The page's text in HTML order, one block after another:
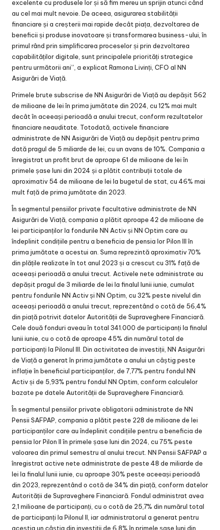
excelente cu produsele lor și să fim mereu un sprijin atunci când
au cel mai mult nevoie. De aceea, asigurarea stabilității
financiare și a creșterii mai rapide decât piața, dezvoltarea de
beneficii și produse inovatoare și transformarea business-ului, în
primul rând prin simplificarea proceselor și prin dezvoltarea
capabilităților digitale, sunt principalele priorități strategice
pentru următorii ani”, a explicat Ramona Livinți, CFO al NN
Asigurări de Viață.
Primele brute subscrise de NN Asigurări de Viață au depășit 562
de milioane de lei în prima jumătate din 2024, cu 12% mai mult
decât în aceeași perioadă a anului trecut, conform rezultatelor
financiare neauditate. Totodată, activele financiare
administrate de NN Asigurări de Viață au depășit pentru prima
dată pragul de 5 miliarde de lei, cu un avans de 10%. Compania a
înregistrat un profit brut de aproape 61 de milioane de lei în
primele șase luni din 2024 și a plătit contribuții totale de
aproximativ 54 de milioane de lei la bugetul de stat, cu 46% mai
mult față de prima jumătate din 2023.
În segmentul pensiilor private facultative administrate de NN
Asigurări de Viață, compania a plătit aproape 42 de milioane de
lei participanților la fondurile NN Activ și NN Optim care au
îndeplinit condițiile pentru a beneficia de pensia lor Pilon III în
prima jumătate a acestui an. Suma reprezintă aproximativ 70%
din plățile realizate în tot anul 2023 și a crescut cu 31% față de
aceeași perioadă a anului trecut. Activele nete administrate au
depășit pragul de 3 miliarde de lei la finalul lunii iunie, cumulat
pentru fondurile NN Activ și NN Optim, cu 32% peste nivelul din
aceeași perioadă a anului trecut, reprezentând o cotă de 56,4%
din piață potrivit datelor Autorității de Supraveghere Financiară.
Cele două fonduri aveau în total 341.000 de participanți la finalul
lunii iunie, cu o cotă de aproape 45% din numărul total de
participanți la Pilonul III. Din activitatea de investiții, NN Asigurări
de Viață a generat în prima jumătate a anului un câștig peste
inflație în beneficiul participanților, de 7,77% pentru fondul NN
Activ și de 5,93% pentru fondul NN Optim, conform calculelor
bazate pe datele Autorității de Supraveghere Financiară.
În segmentul pensiilor private obligatorii administrate de NN
Pensii SAFPAP, compania a plătit peste 228 de milioane de lei
participanților care au îndeplinit condițiile pentru a beneficia de
pensia lor Pilon II în primele șase luni din 2024, cu 75% peste
valoarea din primul semestru al anului trecut. NN Pensii SAFPAP a
înregistrat active nete administrate de peste 48 de miliarde de
lei la finalul lunii iunie, cu aproape 30% peste aceeași perioadă
din 2023, reprezentând o cotă de 34% din piață, conform datelor
Autorității de Supraveghere Financiară. Fondul administrat avea
2,1 milioane de participanți, cu o cotă de 25,7% din numărul total
de participanți la Pilonul II, iar administratorul a generat pentru
aceștia un câștig din investiții de 6,8% în primele șase luni din